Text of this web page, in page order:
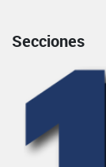
Secciones